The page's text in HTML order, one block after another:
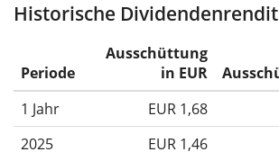
Historische
Periode
Ausschüttung
in EUR
1 Jahr
EUR 1,68
2025
EUR 1,46